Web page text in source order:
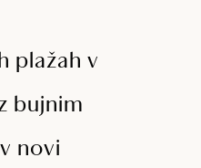
plažah v
bujnim
novi